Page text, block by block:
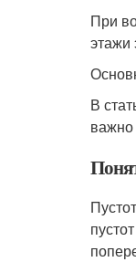
При
этажи
В
важно